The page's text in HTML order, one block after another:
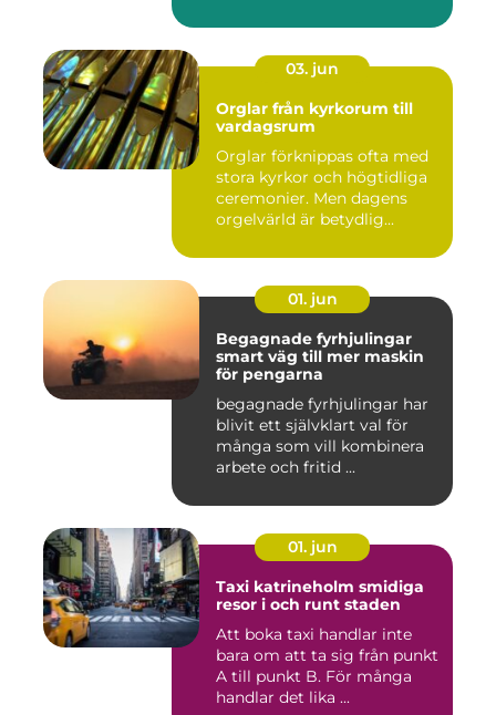
03. jun
Orglar från kyrkorum till
vardagsrum
Orglar förknippas ofta med
stora kyrkor och högtidliga
ceremonier. Men dagens
orgelvärld är betydlig...
01. jun
Begagnade fyrhjulingar
smart väg till mer maskin
för pengarna
begagnade fyrhjulingar har
blivit ett självklart val för
många som vill kombinera
arbete och fritid ...
01. jun
Taxi katrineholm smidiga
resor i och runt staden
Att boka taxi handlar inte
bara om att ta sig från punkt
A till punkt B. För många
handlar det lika ...